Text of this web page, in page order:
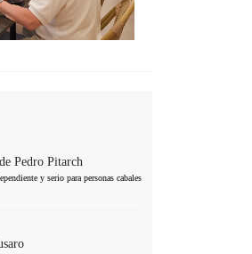
Pedro Pitarch
y serio para personas cabales